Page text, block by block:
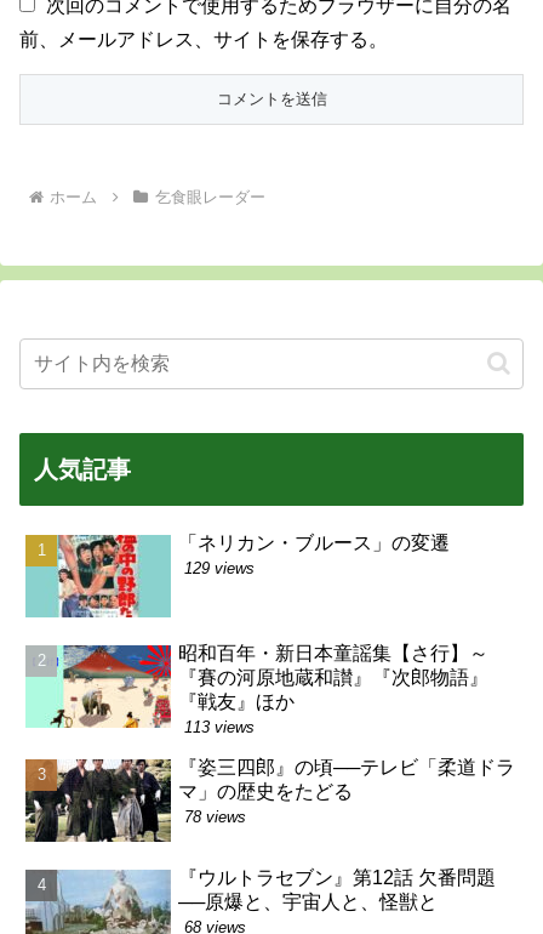
次回のコメントで使用するためブラウザーに自分の名
前、メールアドレス、サイトを保存する。
ホーム 乞食眼レーダー
人気記事
「ネリカン・ブルース」の変遷
129 views
昭和百年・新日本童謡集【さ行】～
『賽の河原地蔵和讃』『次郎物語』
『戦友』ほか
113 views
『姿三四郎』の頃──テレビ「柔道ドラ
マ」の歴史をたどる
78 views
『ウルトラセブン』第12話 欠番問題
──原爆と、宇宙人と、怪獣と
68 views